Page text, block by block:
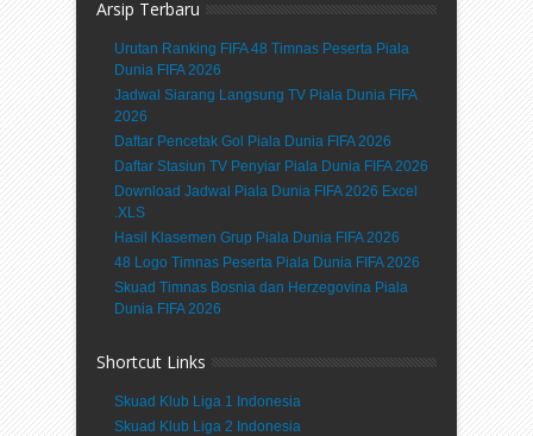
Arsip Terbaru
Urutan Ranking FIFA 48 Timnas Peserta Piala
Dunia FIFA 2026
Jadwal Siarang Langsung TV Piala Dunia FIFA
2026
Daftar Pencetak Gol Piala Dunia FIFA 2026
Daftar Stasiun TV Penyiar Piala Dunia FIFA 2026
Download Jadwal Piala Dunia FIFA 2026 Excel
.XLS
Hasil Klasemen Grup Piala Dunia FIFA 2026
48 Logo Timnas Peserta Piala Dunia FIFA 2026
Skuad Timnas Bosnia dan Herzegovina Piala
Dunia FIFA 2026
Shortcut Links
Skuad Klub Liga 1 Indonesia
Skuad Klub Liga 2 Indonesia